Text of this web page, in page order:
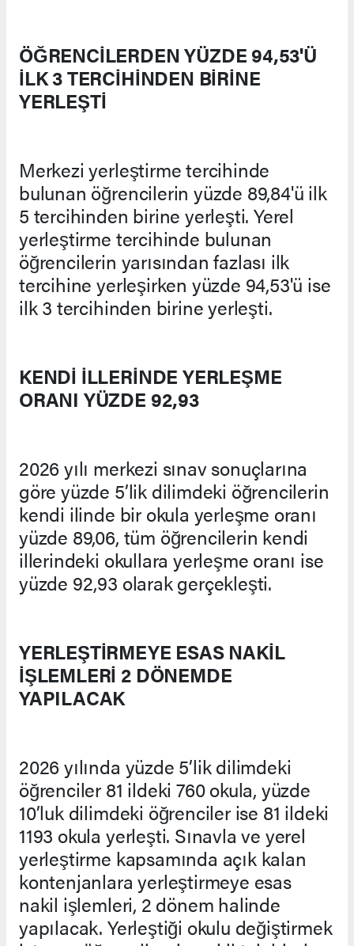
ÖĞRENCİLERDEN YÜZDE 94,53'Ü
İLK 3 TERCİHİNDEN BİRİNE
YERLEŞTİ
Merkezi yerleştirme tercihinde
bulunan öğrencilerin yüzde 89,84'ü ilk
5 tercihinden birine yerleşti. Yerel
yerleştirme tercihinde bulunan
öğrencilerin yarısından fazlası ilk
tercihine yerleşirken yüzde 94,53'ü ise
ilk 3 tercihinden birine yerleşti.
KENDİ İLLERİNDE YERLEŞME
ORANI YÜZDE 92,93
2026 yılı merkezi sınav sonuçlarına
göre yüzde 5’lik dilimdeki öğrencilerin
kendi ilinde bir okula yerleşme oranı
yüzde 89,06, tüm öğrencilerin kendi
illerindeki okullara yerleşme oranı ise
yüzde 92,93 olarak gerçekleşti.
YERLEŞTİRMEYE ESAS NAKİL
İŞLEMLERİ 2 DÖNEMDE
YAPILACAK
2026 yılında yüzde 5’lik dilimdeki
öğrenciler 81 ildeki 760 okula, yüzde
10’luk dilimdeki öğrenciler ise 81 ildeki
1193 okula yerleşti. Sınavla ve yerel
yerleştirme kapsamında açık kalan
kontenjanlara yerleştirmeye esas
nakil işlemleri, 2 dönem halinde
yapılacak. Yerleştiği okulu değiştirmek